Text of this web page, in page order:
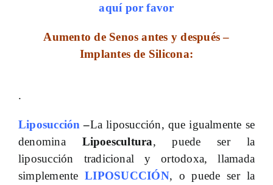
aquí por favor
Aumento de Senos antes y después –
Implantes de Silicona:
.
Liposucción –La liposucción, que igualmente se
denomina Lipoescultura, puede ser la
liposucción tradicional y ortodoxa, llamada
simplementeLIPOSUCCIÓN, o puede ser la